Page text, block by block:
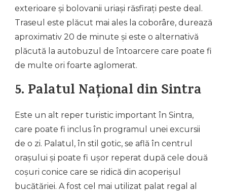
exterioare și bolovanii uriași răsfirați peste deal.
Traseul este plăcut mai ales la coborâre, durează
aproximativ 20 de minute și este o alternativă
plăcută la autobuzul de întoarcere care poate fi
de multe ori foarte aglomerat.
5. Palatul Național din Sintra
Este un alt reper turistic important în Sintra,
care poate fi inclus în programul unei excursii
de o zi. Palatul, în stil gotic, se află în centrul
orașului și poate fi ușor reperat după cele două
coșuri conice care se ridică din acoperișul
bucătăriei. A fost cel mai utilizat palat regal al